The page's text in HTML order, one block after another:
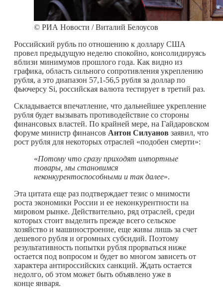
© РИА Новости / Виталий Белоусов
Российский рубль по отношению к доллару США
провел предыдущую неделю спокойно, консолидируясь
вблизи минимумов прошлого года. Как видно из
графика, область сильного сопротивления укреплению
рубля, а это диапазон 57,1-56,5 рубля за доллар по
фьючерсу Si, российская валюта тестирует в третий раз.
Складывается впечатление, что дальнейшее укрепление
рубля будет вызывать противодействие со стороны
финансовых властей. По крайней мере, на Гайдаровском
форуме министр финансов Антон Силуанов заявил, что
рост рубля для некоторых отраслей «подобен смерти»:
«Потому что сразу приходят импортные
товары, мы становимся
неконкурентоспособными и так далее».
Эта цитата еще раз подтверждает тезис о мнимости
роста экономики России и ее неконкурентности на
мировом рынке. Действительно, ряд отраслей, среди
которых стоит выделить прежде всего сельское
хозяйство и машиностроение, еще живы лишь за счет
дешевого рубля и огромных субсидий. Поэтому
результативность попытки рубля прорваться ниже
остается под вопросом и будет во многом зависеть от
характера антироссийских санкций. Ждать остается
недолго, об этом может быть объявлено уже в
конце января.